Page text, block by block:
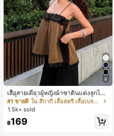
6
เสื้อสายเดี่ยวผู้หญิงผ้าซาตินแต่งลูกไม้
- เสื้อสายเดี่ยวฤดูร้อนสีคากีมีรอยผ่าด้า
นข้างที่น่าดึงดูดแบบสบายๆ
#1 ขายดี
ใน สีกากี เสื้อสตรี เสื้อเบลาส์ & Tee
1.5k+ sold
฿169